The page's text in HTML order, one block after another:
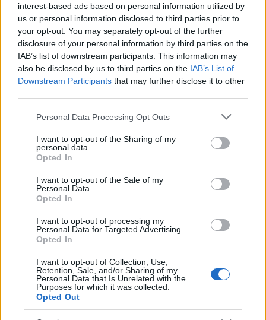
interest-based ads based on personal information utilized by
us or personal information disclosed to third parties prior to
your opt-out. You may separately opt-out of the further
disclosure of your personal information by third parties on the
IAB’s list of downstream participants. This information may
also be disclosed by us to third parties on the IAB’s List of
Downstream Participants that may further disclose it to other
Please note that this website/app uses one or more Google
not limited to your visit or usage behaviour. You may click to
grant or deny consent to Google and its third-party tags to
use your data for below specified purposes in below Google
consent section.
Personal Data Processing Opt Outs
I want to opt-out of the Sharing of my
personal data.
Opted In
I want to opt-out of the Sale of my
Personal Data.
Opted In
I want to opt-out of processing my
Personal Data for Targeted Advertising.
Opted In
I want to opt-out of Collection, Use,
Retention, Sale, and/or Sharing of my
Personal Data that Is Unrelated with the
Purposes for which it was collected.
Opted Out
brengt.CryptoBlades zou kunnen markeren in de lijst met
cryptotrends en na onder de $ 50 te zijn gedaald, zal de
belegger proberen een daling te kopen.
Giorgia Stromeo